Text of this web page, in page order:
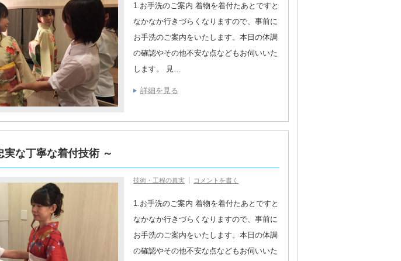
1.お手洗のご案内 着物を着付たあとですと
なかなか行きづらくなりますので、事前に
お手洗のご案内をいたします。本日の体調
の確認やその他不安な点などもお伺いいた
します。 見…
詳細を見る
実な丁寧な着付技術 ～
技術・工程の真実 コメントを書く
1.お手洗のご案内 着物を着付たあとですと
なかなか行きづらくなりますので、事前に
お手洗のご案内をいたします。本日の体調
の確認やその他不安な点などもお伺いいた